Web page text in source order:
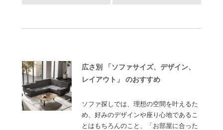
広さ別 「ソファサイズ、デザイン、
レイアウト」 のおすすめ
ソファ探しでは、理想の空間を叶えるた
め、好みのデザインや座り心地であるこ
とはもちろんのこと、「お部屋に合った